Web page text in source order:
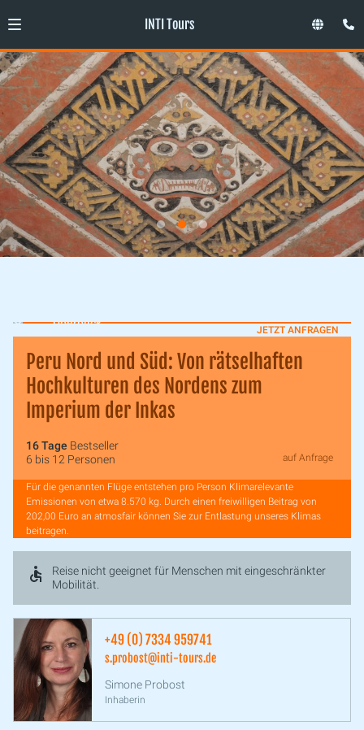
INTI Tours
Überblick
JETZT ANFRAGEN
Peru Nord und Süd: Von rätselhaften
Hochkulturen des Nordens zum
Imperium der Inkas
16 Tage Bestseller
6 bis 12 Personen
auf Anfrage
Für die genannten Flüge entstehen pro Person Klimarelevante
Emissionen von etwa 8.570 kg. Durch einen freiwilligen Beitrag von
202,00 Euro an atmosfair können Sie zur Entlastung unseres Klimas
beitragen.
Reise nicht geeignet für Menschen mit eingeschränkter
Mobilität.
+49 (0) 7334 959741
s.probost@inti-tours.de
Simone Probost
Inhaberin